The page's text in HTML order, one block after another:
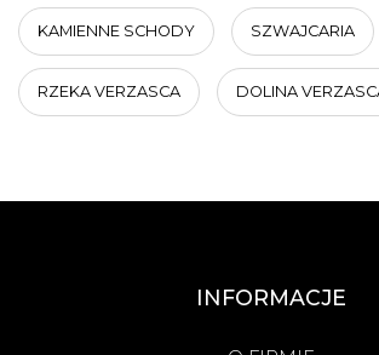
KAMIENNE SCHODY SZWAJCARIA
RZEKA VERZASCA DOLINA
INFORMACJE